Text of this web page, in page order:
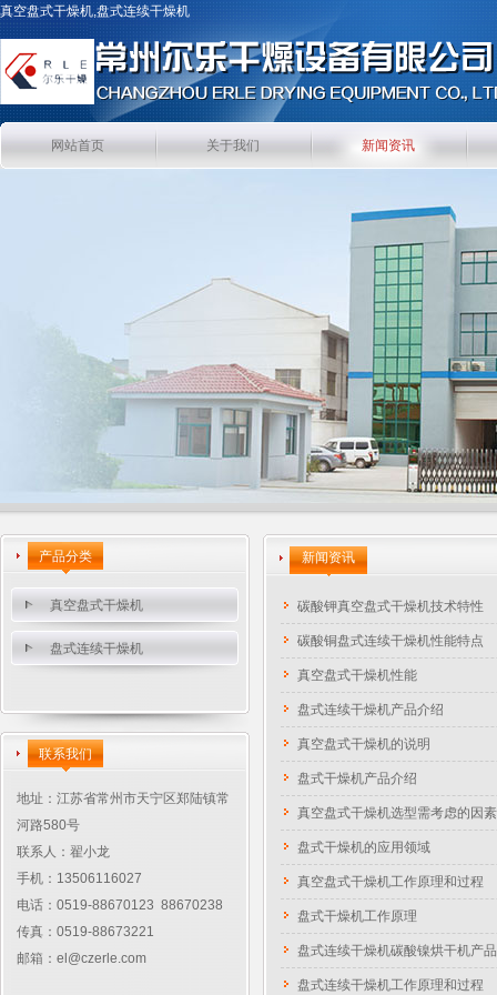
真空盘式干燥机,盘式连续干燥机
网站首页 关于我们 新闻资讯
产品分类
真空盘式干燥机
盘式连续干燥机
联系我们
地址：江苏省常州市天宁区郑陆镇常
河路580号
联系人：翟小龙
手机：13506116027
电话：0519-88670123 88670238
传真：0519-88673221
邮箱： el@czerle.com
新闻资讯
碳酸钾真空盘式干燥机技术特性
碳酸铜盘式连续干燥机性能特点
真空盘式干燥机性能
盘式连续干燥机产品介绍
真空盘式干燥机的说明
盘式干燥机​产品介绍
真空盘式干燥机选型需考虑的因素
盘式干燥机的应用领域
真空盘式干燥机工作原理和过程
盘式干燥机工作原理
盘式连续干燥机碳酸镍烘干机产
盘式连续干燥机工作原理和过程